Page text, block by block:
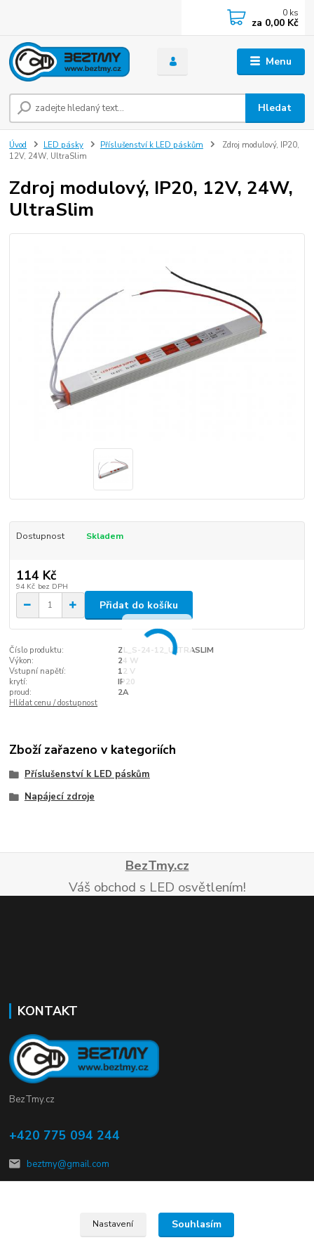
Menu
Hledat
0 ks
za 0,00 Kč
Úvod LED pásky Příslušenství k LED páskům
Zdroj modulový, IP20,
12V, 24W, UltraSlim
Zdroj modulový, IP20, 12V, 24W,
UltraSlim
Dostupnost Skladem
114 Kč
94 Kč bez DPH
Přidat do košíku
Číslo produktu:
ZL_S-24-12_ULTRASLIM
Výkon:
24 W
Vstupní napětí:
12 V
krytí:
IP20
proud:
2A
Hlídat cenu / dostupnost
Zboží zařazeno v kategoriích
Příslušenství k LED páskům
Napájecí zdroje
BezTmy.cz
Váš obchod s LED osvětlením!
KONTAKT
BezTmy.cz
+420 775 094 244
beztmy@gmail.com
Nastavení Souhlasím